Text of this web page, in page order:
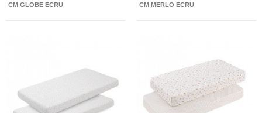
CM GLOBE ECRU
CM MERLO ECRU